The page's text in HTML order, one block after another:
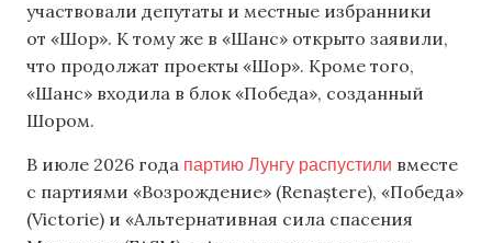
участвовали депутаты и местные избранники
от «Шор». К тому же в «Шанс» открыто заявили,
что продолжат проекты «Шор». Кроме того,
«Шанс» входила в блок «Победа», созданный
Шором.
В июле 2026 года партию Лунгу распустили вместе
с партиями «Возрождение» (Renaștere), «Победа»
(Victorie) и «Альтернативная сила спасения